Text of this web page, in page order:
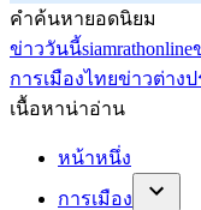
คำค้นหายอดนิยม
ข่าววันนี้siamrathonline
การเมืองไทยข่าวต่างป
เนื้อหาน่าอ่าน
หน้าหนึ่ง
การเมือง